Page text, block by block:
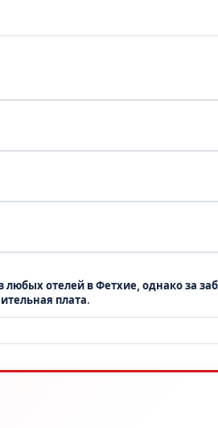
отелей в Фетхие, однако за
плата.